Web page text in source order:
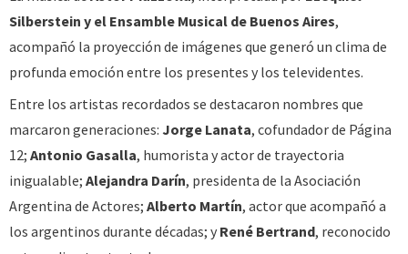
Silberstein y el Ensamble Musical de Buenos Aires,
acompañó la proyección de imágenes que generó un clima de
profunda emoción entre los presentes y los televidentes.
Entre los artistas recordados se destacaron nombres que
marcaron generaciones: Jorge Lanata, cofundador de Página
12; Antonio Gasalla, humorista y actor de trayectoria
inigualable; Alejandra Darín, presidenta de la Asociación
Argentina de Actores; Alberto Martín, actor que acompañó a
los argentinos durante décadas; y René Bertrand, reconocido